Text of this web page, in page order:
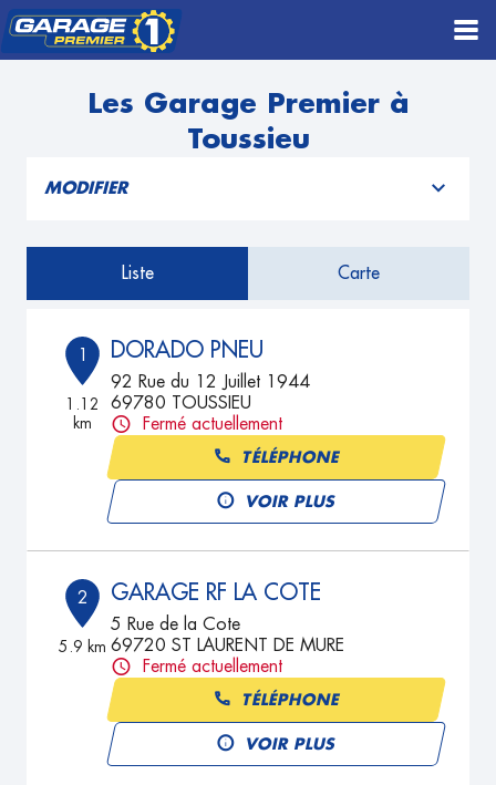
Les Garage Premier à
Toussieu
MODIFIER
Liste Carte
1
1.12
km
DORADO PNEU
92 Rue du 12 Juillet 1944
69780 TOUSSIEU
Fermé actuellement
TÉLÉPHONE
VOIR PLUS
2
5.9 km
GARAGE RF LA COTE
5 Rue de la Cote
69720 ST LAURENT DE MURE
Fermé actuellement
TÉLÉPHONE
VOIR PLUS